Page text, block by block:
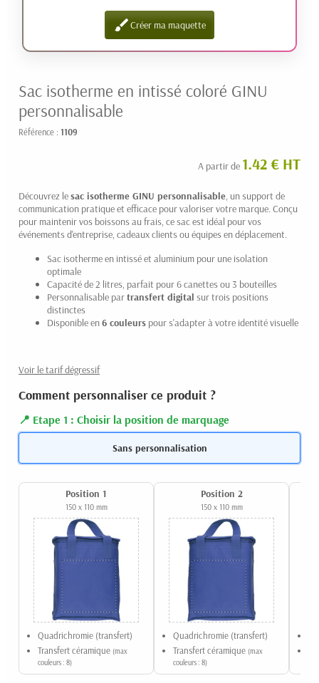
brushCréer ma maquette
Sac isotherme en intissé coloré GINU
personnalisable
Référence : 1109
A partir de 1.42 € HT
Découvrez lesac isotherme GINU personnalisable , un support de
communication pratique et efficace pour valoriser votre marque. Conçu
pour maintenir vos boissons au frais, ce sac est idéal pour vos
événements d'entreprise, cadeaux clients ou équipes en déplacement.
Sac isotherme en intissé et aluminium pour une isolation
optimale
Capacité de 2 litres, parfait pour 6 canettes ou 3 bouteilles
Personnalisable partransfert digital sur trois positions
distinctes
Disponible en6 couleurs pour s'adapter à votre identité visuelle
Voir le tarif dégressif
Comment personnaliser ce produit ?
Etape 1 : Choisir la position de marquage
Sans personnalisation
Position 1
150 x 110 mm
Quadrichromie (transfert)
Transfert céramique (max
couleurs : 8)
Position 2
150 x 110 mm
Quadrichromie (transfert)
Transfert céramique (max
couleurs : 8)